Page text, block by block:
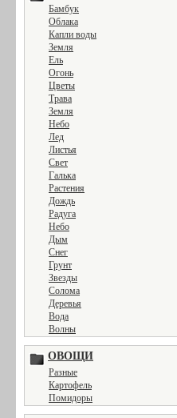
Бамбук
Облака
Капли воды
Земля
Ель
Огонь
Цветы
Трава
Земля
Небо
Лед
Листья
Свет
Галька
Растения
Дождь
Радуга
Небо
Дым
Снег
Грунт
Звезды
Солома
Деревья
Вода
Волны
ОВОЩИ
Разные
Картофель
Помидоры